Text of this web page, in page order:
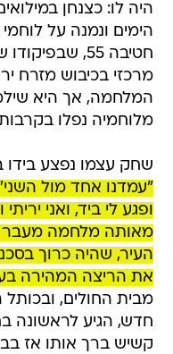
היה לו: כצנחן
הימים ונמנה על
חטיבה 55,
מרכזי בכיבוש מזרח
מלוחמיה נפלו
שחק עצמו נפצע בידו
"עמדנו אחד מול
ופגע לי ביד, ואני
מאותה מלחמה מעבר
העיר, שהיה כרוך
את הריצה המהירה
מבית החולים, ובכותל
חדש, הגיע לראשונה
קשיש ברך אותו אז